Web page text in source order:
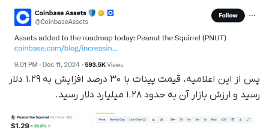
پس از این اعلامیه، قیمت پینات با ۳۰ درصد افزایش به ۱.۲۹ دلار
رسید و ارزش بازار آن به حدود ۱.۲۸ میلیارد دلار رسید.